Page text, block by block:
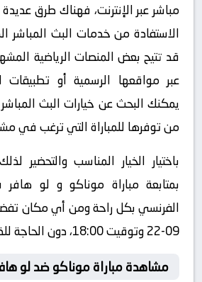
مباشر عبر الإنترنت، فهناك طرق
الاستفادة من خدمات البث المباشر
قد تتيح بعض المنصات الرياضية
عبر مواقعها الرسمية أو تطبيقات
يمكنك البحث عن خيارات البث المباشر
من توفرها للمباراة التي ترغب في
باختيار الخيار المناسب والتحضير
بمتابعة مباراة موناكو و لو
09-22 وتوقيت 18:00، دون الحاجة للذهاب إلى الملعب.
مشاهدة مباراة موناكو ضد لو